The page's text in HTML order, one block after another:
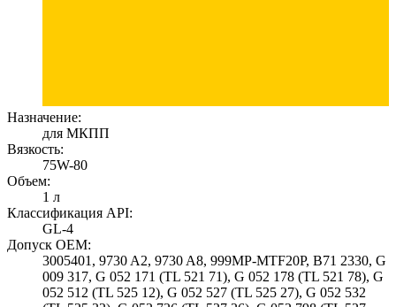
Назначение:
для МКПП
Вязкость:
75W-80
Объем:
1 л
Классификация API:
GL-4
Допуск OEM:
3005401, 9730 A2, 9730 A8, 999MP-MTF20P, B71 2330, G
009 317, G 052 171 (TL 521 71), G 052 178 (TL 521 78), G
052 512 (TL 525 12), G 052 527 (TL 525 27), G 052 532